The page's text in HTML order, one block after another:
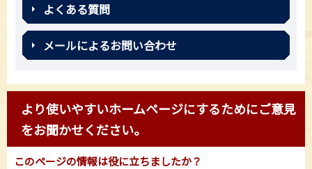
よくある質問
メールによるお問い合わせ
より使いやすいホームページにするためにご意見
をお聞かせください。
このページの情報は役に立ちましたか？